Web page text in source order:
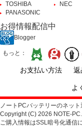
TOSHIBA
NEC
PANASONIC
お得情報配信中
Blogger
もっと：
お支払い方法 返
よ
ノートPCバッテリーのネット
Copyright (C) 2026 NOTE-
ご購入情報はSSL暗号化通信